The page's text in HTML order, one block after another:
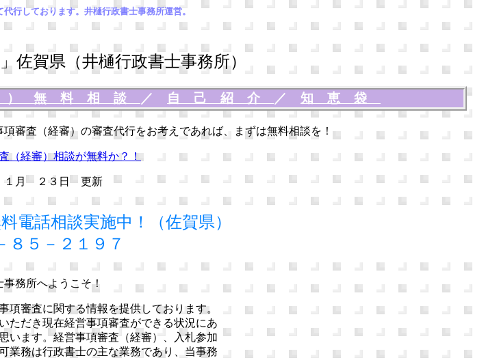
行しております。井樋行政書士事務所運営。
賀県（井樋行政書士事務所）
無料相談 ／ 自己紹介 ／ 知恵袋
審査（経審）の審査代行をお考えであれば、まずは無料相談を！
（経審）相談が無料か？！
１月 ２３日 更新
電話相談実施中！（佐賀県）
８５－２１９７
務所へようこそ！
項審査に関する情報を提供しております。
ただき現在経営事項審査ができる状況にあ
います。経営事項審査（経審）、入札参加
業務は行政書士の主な業務であり、当事務